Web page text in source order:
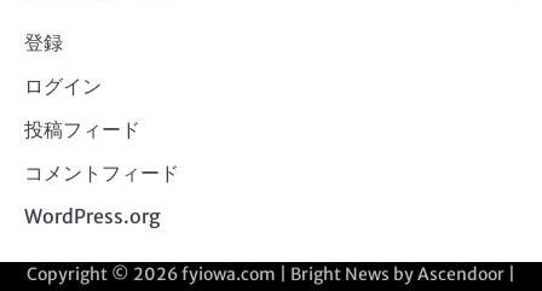
登録
ログイン
投稿フィード
コメントフィード
WordPress.org
Copyright © 2026fyiowa.com | Bright News byAscendoor